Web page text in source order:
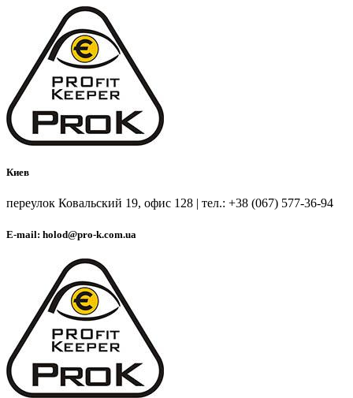
Киев
переулок Ковальский 19, офис 128 | тел.: +38 (067) 577-36-94
E-mail: holod@pro-k.com.ua